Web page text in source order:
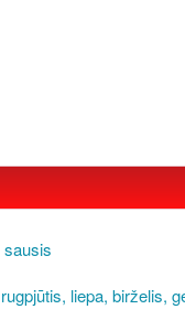
sausis
rugpjūtis, liepa, birželis,